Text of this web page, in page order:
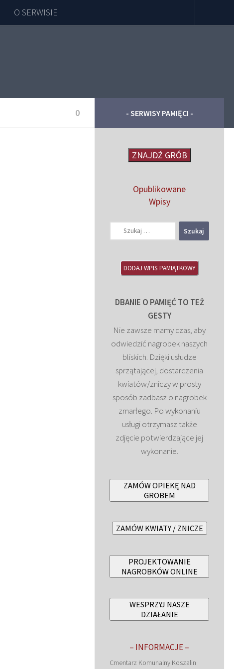
O SERWISIE
0 - SERWISY PAMIĘCI -
ZNAJDŹ GRÓB
Opublikowane
Wpisy
DODAJ WPIS PAMIĄTKOWY
DBANIE O PAMIĘĆ TO TEŻ
GESTY
Nie zawsze mamy czas, aby
odwiedzić nagrobek naszych
bliskich. Dzięki usłudze
sprzątającej, dostarczenia
kwiatów/zniczy w prosty
sposób zadbasz o nagrobek
zmarłego. Po wykonaniu
usługi otrzymasz także
zdjęcie potwierdzające jej
wykonanie.
ZAMÓW OPIEKĘ NAD
GROBEM
ZAMÓW KWIATY / ZNICZE
PROJEKTOWANIE
NAGROBKÓW ONLINE
WESPRZYJ NASZE
DZIAŁANIE
– INFORMACJE –
Cmentarz Komunalny Koszalin